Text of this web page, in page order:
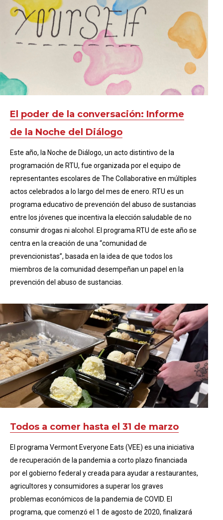
El poder de la conversación: Informe
de la Noche del Diálogo
Este año, la Noche de Diálogo, un acto distintivo de la
programación de RTU, fue organizada por el equipo de
representantes escolares de The Collaborative en múltiples
actos celebrados a lo largo del mes de enero. RTU es un
programa educativo de prevención del abuso de sustancias
entre los jóvenes que incentiva la elección saludable de no
consumir drogas ni alcohol. El programa RTU de este año se
centra en la creación de una “comunidad de
prevencionistas”, basada en la idea de que todos los
miembros de la comunidad desempeñan un papel en la
prevención del abuso de sustancias.
Todos a comer hasta el 31 de marzo
El programa Vermont Everyone Eats (VEE) es una iniciativa
de recuperación de la pandemia a corto plazo financiada
por el gobierno federal y creada para ayudar a restaurantes,
agricultores y consumidores a superar los graves
problemas económicos de la pandemia de COVID. El
programa, que comenzó el 1 de agosto de 2020, finalizará